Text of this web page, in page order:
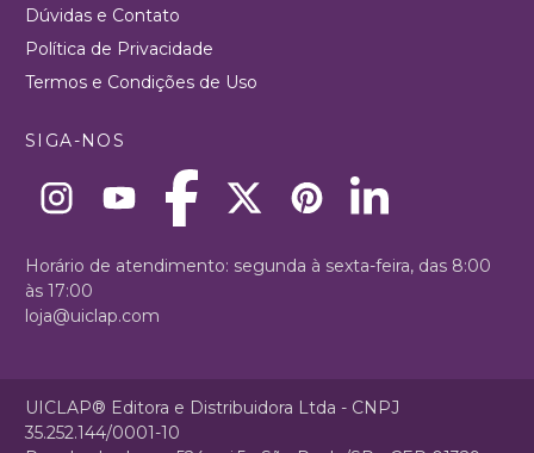
Dúvidas e Contato
Política de Privacidade
Termos e Condições de Uso
SIGA-NOS
Horário de atendimento: segunda à sexta-feira, das 8:00
às 17:00
loja@uiclap.com
UICLAP® Editora e Distribuidora Ltda - CNPJ
35.252.144/0001-10